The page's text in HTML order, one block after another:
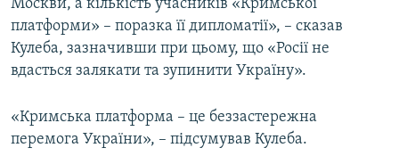
Москви, а кількість учасників «Кримської
платформи» – поразка її дипломатії», – сказав
Кулеба, зазначивши при цьому, що «Росії не
вдасться залякати та зупинити Україну».
«Кримська платформа – це беззастережна
перемога України», – підсумував Кулеба.